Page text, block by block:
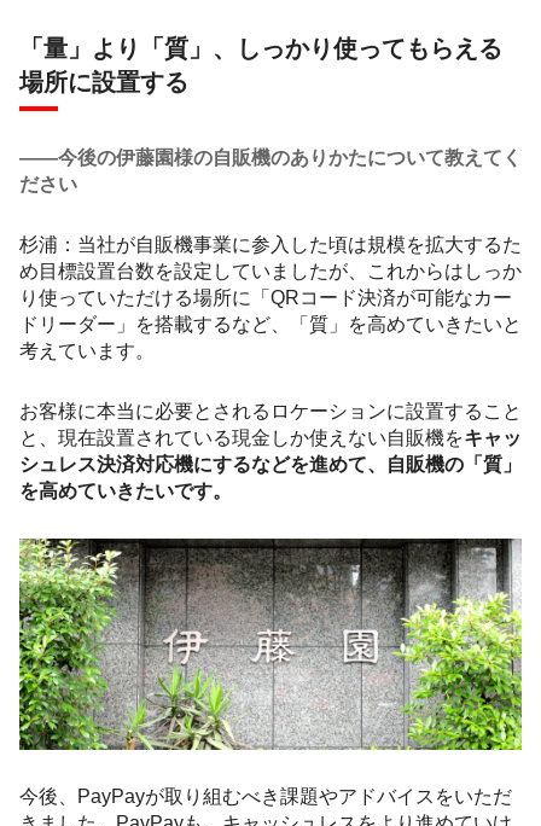
「量」より「質」、しっかり使ってもらえる
場所に設置する
――今後の伊藤園様の自販機のありかたについて教えてく
ださい
杉浦：当社が自販機事業に参入した頃は規模を拡大するた
め目標設置台数を設定していましたが、これからはしっか
り使っていただける場所に「QRコード決済が可能なカー
ドリーダー」を搭載するなど、「質」を高めていきたいと
考えています。
お客様に本当に必要とされるロケーションに設置すること
と、現在設置されている現金しか使えない自販機をキャッ
シュレス決済対応機にするなどを進めて、自販機の「質」
を高めていきたいです。
今後、PayPayが取り組むべき課題やアドバイスをいただ